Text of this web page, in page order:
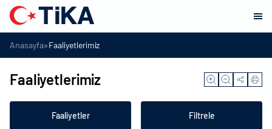
Anasayfa»Faaliyetlerimiz
Faaliyetlerimiz
Faaliyetler
Filtrele